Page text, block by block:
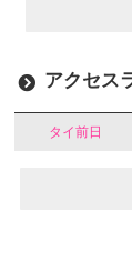
アクセ
タイ前日